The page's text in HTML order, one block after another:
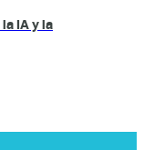
IA y la